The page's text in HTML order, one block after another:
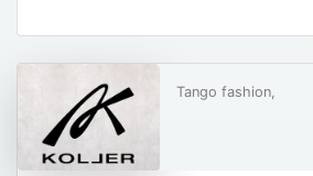
Tango fashion,